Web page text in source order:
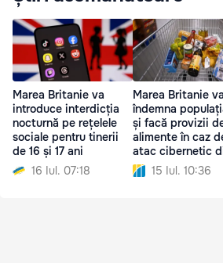
Marea Britanie va
introduce interdicția
nocturnă pe rețelele
sociale pentru tinerii
de 16 și 17 ani
16 Iul. 07:18
Marea Britanie va
îndemna
și facă provizii
alimente în caz
atac cibernetic
partea Rusiei
15 Iul. 10:36